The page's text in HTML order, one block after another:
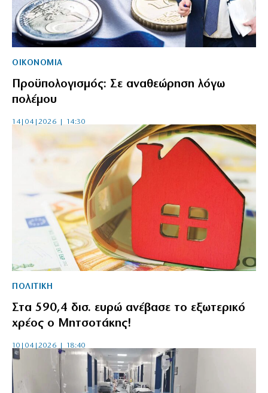
ΟΙΚΟΝΟΜΙΑ
Προϋπολογισμός: Σε αναθεώρηση λόγω
πολέμου
14|04|2026 | 14:30
ΠΟΛΙΤΙΚΗ
Στα 590,4 δισ. ευρώ ανέβασε το εξωτερικό
χρέος ο Μητσοτάκης!
10|04|2026 | 18:40